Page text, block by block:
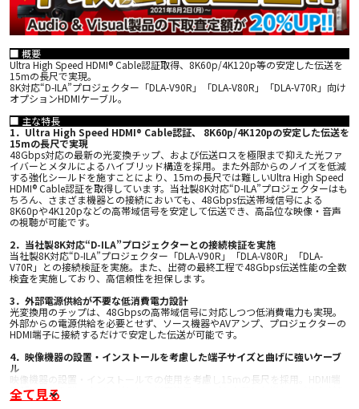
■ 概要
Ultra High Speed HDMI® Cable認証取得、8K60p/4K120p等の安定した伝送を
15mの長尺で実現。
8K対応“D-ILA”プロジェクター「DLA-V90R」「DLA-V80R」「DLA-V70R」向け
オプションHDMIケーブル。
■ 主な特長
1．Ultra High Speed HDMI® Cable認証、 8K60p/4K120pの安定した伝送を
15mの長尺で実現
48Gbps対応の最新の光変換チップ、および伝送ロスを極限まで抑えた光ファ
イバーとメタルによるハイブリッド構造を採用。また外部からのノイズを低減
する強化シールドを施すことにより、15mの長尺では難しいUltra High Speed
HDMI® Cable認証を取得しています。当社製8K対応“D-ILA”プロジェクターはも
ちろん、さまざま機器との接続においても、48Gbps伝送帯域信号による
8K60pや4K120pなどの高帯域信号を安定して伝送でき、高品位な映像・音声
の視聴が可能です。
2．当社製8K対応“D-ILA”プロジェクターとの接続検証を実施
当社製8K対応“D-ILA”プロジェクター「DLA-V90R」「DLA-V80R」「DLA-
V70R」との接続検証を実施。また、出荷の最終工程で48Gbps伝送性能の全数
検査を実施しており、高信頼性を担保します。
3．外部電源供給が不要な低消費電力設計
光変換用のチップは、48Gbpsの高帯域信号に対応しつつ低消費電力も実現。
外部からの電源供給を必要とせず、ソース機器やAVアンプ、プロジェクターの
HDMI端子に接続するだけで安定した伝送が可能です。
4．映像機器の設置・インストールを考慮した端子サイズと曲げに強いケーブ
ル
映像機器の設置・インストールでの使用を考慮し15mの長尺を採用。HDMI端
子部はアルミ製ハウジングとし、光変換用チップを内蔵した光ケーブルながら
メタルケーブル並みの奥行38.5mm のコンパクト設計を実現。ノイズを抑え、
全て見る